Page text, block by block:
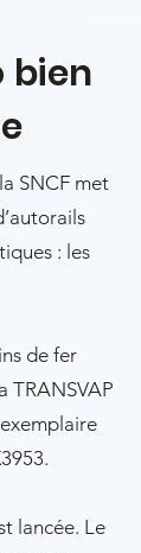
bien
SNCF met
: les
de fer
TRANSVAP
lancée. Le